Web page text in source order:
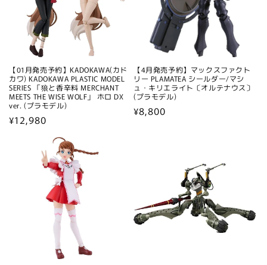
【01月発売予約】KADOKAWA(カド
カワ) KADOKAWA PLASTIC MODEL
SERIES 「狼と香辛料 MERCHANT
MEETS THE WISE WOLF」 ホロ DX
ver. (プラモデル)
通
¥12,980
【4月発売予約】マックスファクト
リー PLAMATEA シールダー/マシ
ュ・キリエライト〔オルテナウス〕
(プラモデル)
通
¥8,800